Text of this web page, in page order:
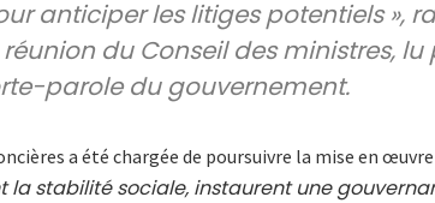
anticiper les litiges potentiels »,
du Conseil des ministres, lu
parole du gouvernement.
a été chargée de poursuivre la mise en
la stabilité sociale, instaurent une